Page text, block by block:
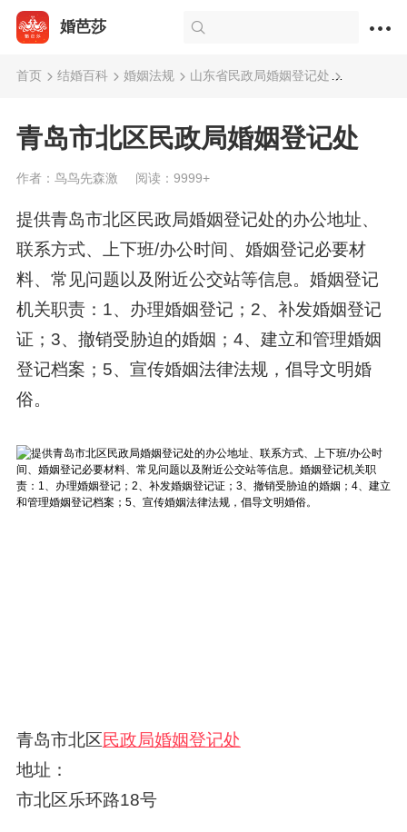
婚芭莎
首页 结婚百科 婚姻法规 山东省民政局婚姻登记处
青岛市北区民政局婚姻登记处
作者：鸟鸟先森激 阅读：9999+
提供青岛市北区民政局婚姻登记处的办公地址、
联系方式、上下班/办公时间、婚姻登记必要材
料、常见问题以及附近公交站等信息。婚姻登记
机关职责：1、办理婚姻登记；2、补发婚姻登记
证；3、撤销受胁迫的婚姻；4、建立和管理婚姻
登记档案；5、宣传婚姻法律法规，倡导文明婚
俗。
青岛市北区 民政局婚姻登记处
地址：
市北区乐环路18号